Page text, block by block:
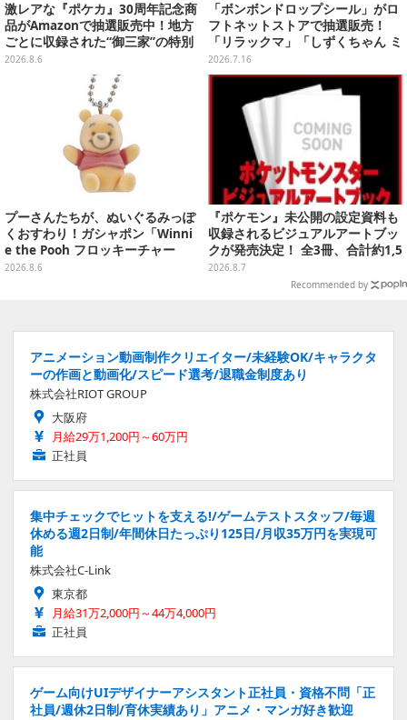
激レアな『ポケカ』30周年記念商
品がAmazonで抽選販売中！地方
ごとに収録された“御三家”の特別
カード
2026.8.6
「ボンボンドロップシール」がロ
フトネットストアで抽選販売！
「リラックマ」「しずくちゃん ミ
ニ」など全12種をラインナップ
2026.7.16
プーさんたちが、ぬいぐるみっぽ
くおすわり！ガシャポン「Winni
e the Pooh フロッキーチャー
ム」ふわふわでどれも可愛い全4
2026.8.6
『ポケモン』未公開の設定資料も
収録されるビジュアルアートブッ
クが発売決定！ 全3冊、合計約1,5
00ページの大ボリュームでシリー
ズ30年を振り返る
2026.8.7
Recommended by
アニメーション動画制作クリエイター/未経験OK/キャラクタ
ーの作画と動画化/スピード選考/退職金制度あり
株式会社RIOT GROUP
大阪府
月給29万1,200円～60万円
正社員
集中チェックでヒットを支える!/ゲームテストスタッフ/毎週
休める週2日制/年間休日たっぷり125日/月収35万円を実現可
能
株式会社C-Link
東京都
月給31万2,000円～44万4,000円
正社員
ゲーム向けUIデザイナーアシスタント正社員・資格不問「正
社員/週休2日制/育休実績あり」アニメ・マンガ好き歓迎